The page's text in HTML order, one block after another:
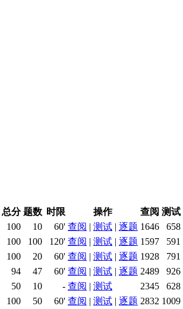
总分 题数 时限 操作 查阅 测试
100 10 60' 查阅 | 测试 | 逐题 1646 658
100 100 120' 查阅 | 测试 | 逐题 1597 591
100 20 60' 查阅 | 测试 | 逐题 1928 791
94 47 60' 查阅 | 测试 | 逐题 2489 926
50 10 - 查阅 | 测试 2345 628
100 50 60' 查阅 | 测试 | 逐题 2832 1009